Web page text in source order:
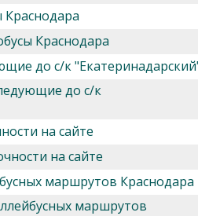
Краснодара
Краснодара
до с/к
до с/к
на сайте
на сайте
маршрутов Краснодара
маршрутов